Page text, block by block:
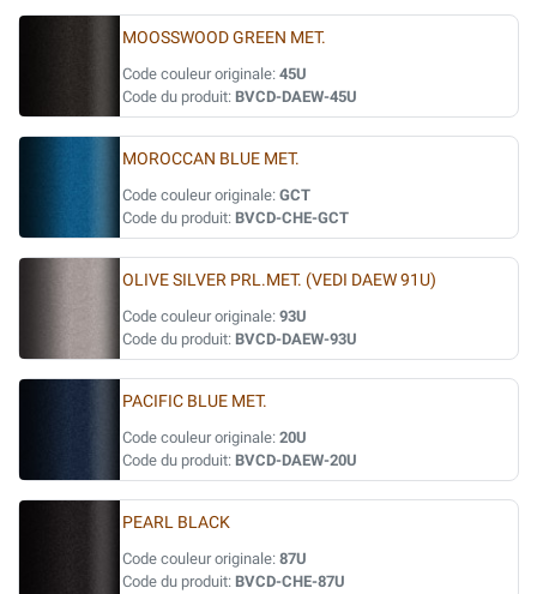
MOOSSWOOD GREEN MET.
Code couleur originale: 45U
Code du produit: BVCD-DAEW-45U
MOROCCAN BLUE MET.
Code couleur originale: GCT
Code du produit: BVCD-CHE-GCT
OLIVE SILVER PRL.MET. (VEDI DAEW 91U)
Code couleur originale: 93U
Code du produit: BVCD-DAEW-93U
PACIFIC BLUE MET.
Code couleur originale: 20U
Code du produit: BVCD-DAEW-20U
PEARL BLACK
Code couleur originale: 87U
Code du produit: BVCD-CHE-87U